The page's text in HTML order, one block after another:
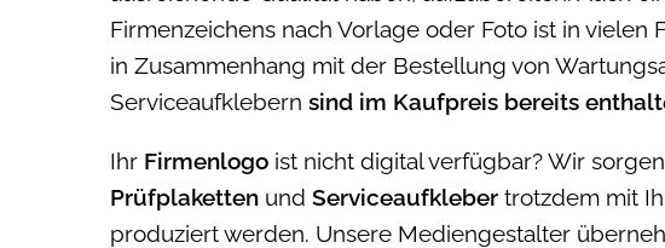
Firmenzeichens nach Vorlage oder Foto ist in
in Zusammenhang mit der Bestellung von
Serviceaufklebern sind im Kaufpreis bereits
Ihr Firmenlogo ist nicht digital verfügbar? Wir
Prüfplaketten und Serviceaufkleber trotzdem mit
produziert werden. Unsere Mediengestalter